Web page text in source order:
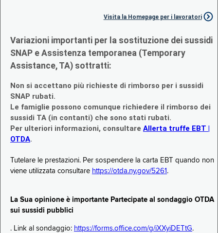
Visita la Homepage per i lavoratori
Variazioni importanti per la sostituzione dei sussidi
SNAP e Assistenza temporanea (Temporary
Assistance, TA) sottratti:
Non si accettano più richieste di rimborso per i sussidi
SNAP rubati.
Le famiglie possono comunque richiedere il rimborso dei
sussidi TA (in contanti) che sono stati rubati.
Per ulteriori informazioni, consultare Allerta truffe EBT |
OTDA.
Tutelare le prestazioni. Per sospendere la carta EBT quando non
viene utilizzata consultare https://otda.ny.gov/5261 .
La Sua opinione è importante Partecipate al sondaggio OTDA
sui sussidi pubblici
. Link al sondaggio: https://forms.office.com/g/iXXyiDETtG.